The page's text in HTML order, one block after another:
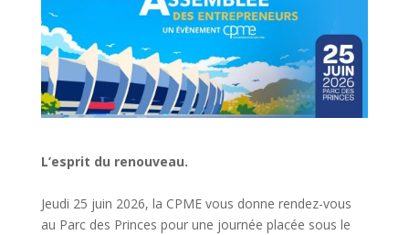
L’esprit du renouveau.
Jeudi 25 juin 2026, la CPME vous donne rendez-vous
au Parc des Princes pour une journée placée sous le